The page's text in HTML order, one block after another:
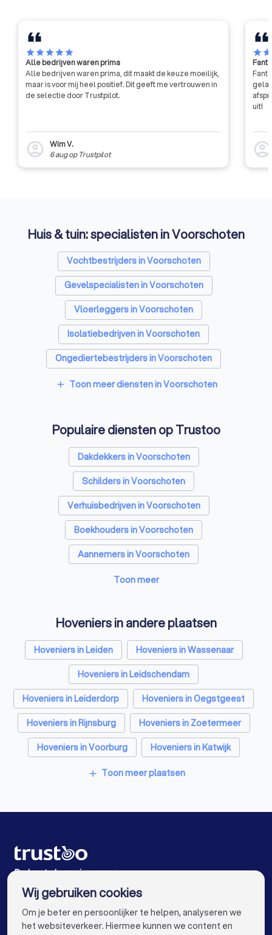
starstarstarstarstar
Alle bedrijven waren prima
Alle bedrijven waren prima, dit maakt de keuze moeilijk,
maar is voor mij heel positief. Dit geeft me vertrouwen in
de selectie door Trustpilot.
account_circle
Wim V.
6 augop Trustpilot
starstar
uit!
account_circle
Huis & tuin: specialisten in Voorschoten
Vochtbestrijders in Voorschoten
Gevelspecialisten in Voorschoten
Vloerleggers in Voorschoten
Isolatiebedrijven in Voorschoten
Ongediertebestrijders in Voorschoten
Architecten in Voorschoten
Badkamer installateurs in Voorschoten
Traprenovatie bedrijven in Voorschoten
Schoorsteenvegers in Voorschoten
Hekwerkspecialisten in Voorschoten
Stratenmakers in Voorschoten
Boomverzorgers in Voorschoten
Interieurstylisten in Voorschoten
Meubelmakers in Voorschoten
Klusjesmannen in Voorschoten
add Toon meer diensten in Voorschoten
Populaire diensten op Trustoo
Dakdekkers in Voorschoten
Schilders in Voorschoten
Verhuisbedrijven in Voorschoten
Boekhouders in Voorschoten
Aannemers in Voorschoten
Makelaars in Voorschoten
Schoonmaakbedrijven in Voorschoten
Airco installateurs in Voorschoten
Elektriciens in Voorschoten
Energielabel adviseurs in Voorschoten
Rijscholen in Voorschoten
Advocaten in Voorschoten
Toon meer
Hoveniers in andere plaatsen
Hoveniers in Leiden
Hoveniers in Wassenaar
Hoveniers in Leidschendam
Hoveniers in Leiderdorp
Hoveniers in Oegstgeest
Hoveniers in Rijnsburg
Hoveniers in Zoetermeer
Hoveniers in Voorburg
Hoveniers in Katwijk
Hoveniers in Nootdorp
Hoveniers in Amsterdam
Hoveniers in Tilburg
Hoveniers in Almere
Hoveniers in Breda
Hoveniers in Nijmegen
Hoveniers in Haarlem
Hoveniers in Arnhem
add Toon meer plaatsen
De beste hoveniers voor jou
Wij gebruiken cookies
Om je beter en persoonlijker te helpen, analyseren we
het websiteverkeer. Hiermee kunnen we content en